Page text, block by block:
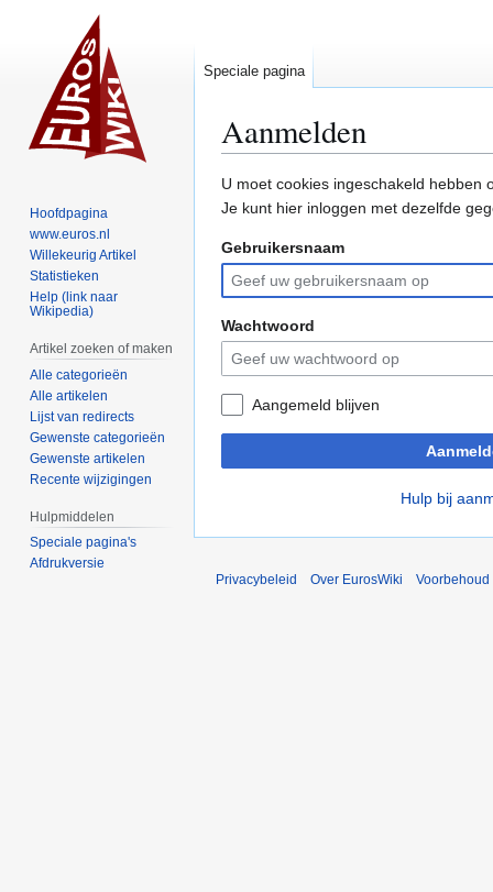
Aanmelden
Naar
navigatie
Naar
zoeken
U moet cookies ingeschakeld hebben
Je kunt hier inloggen met dezelfde
Gebruikersnaam
Wachtwoord
Aangemeld blijven
Hulp bij
Speciale pagina
Hoofdpagina
www.euros.nl
Willekeurig Artikel
Statistieken
Help (link naar
Wikipedia)
Artikel zoeken of maken
Alle categorieën
Alle artikelen
Lijst van redirects
Gewenste categorieën
Gewenste artikelen
Recente wijzigingen
Hulpmiddelen
Speciale pagina's
Afdrukversie
Privacybeleid
Over EurosWiki Voorbehoud